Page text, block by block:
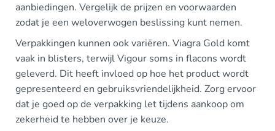
aanbiedingen. Vergelijk de prijzen en voorwaarden
zodat je een weloverwogen beslissing kunt nemen.
Verpakkingen kunnen ook variëren. Viagra Gold komt
vaak in blisters, terwijl Vigour soms in flacons wordt
geleverd. Dit heeft invloed op hoe het product wordt
gepresenteerd en gebruiksvriendelijkheid. Zorg ervoor
dat je goed op de verpakking let tijdens aankoop om
zekerheid te hebben over je keuze.